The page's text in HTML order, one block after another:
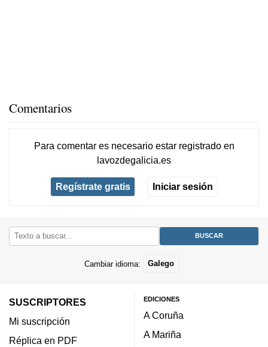
Comentarios
Para comentar es necesario estar registradoen
lavozdegalicia.es
Regístrate gratis Iniciar sesión
Cambiar idioma: Galego
SUSCRIPTORES
Mi suscripción
Réplica en PDF
EDICIONES
A Coruña
A Mariña